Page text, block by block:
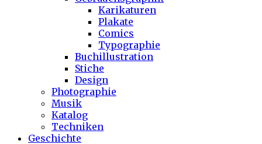
Karikaturen
Plakate
Comics
Typographie
Buchillustration
Stiche
Design
Photographie
Musik
Katalog
Techniken
Geschichte